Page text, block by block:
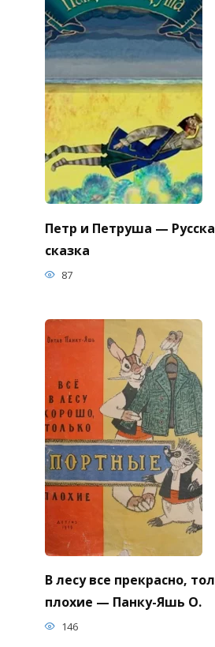
Петр и Петруша —
сказка
87
В лесу все прекрасно,
плохие — Панку-Яшь О.
146